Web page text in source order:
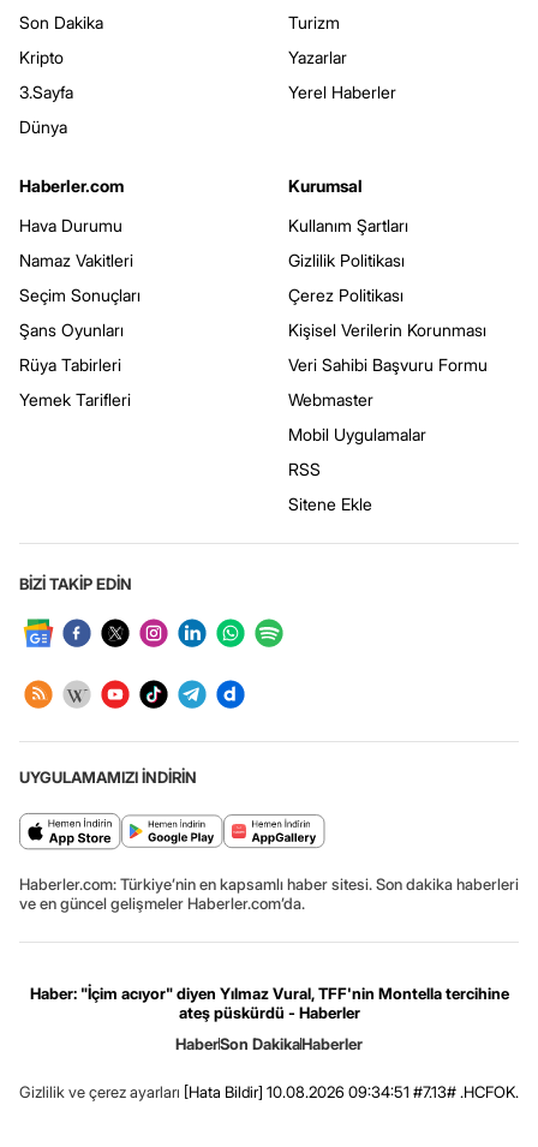
Son Dakika
Kripto
3.Sayfa
Dünya
Turizm
Yazarlar
Yerel Haberler
Haberler.com
Hava Durumu
Namaz Vakitleri
Seçim Sonuçları
Şans Oyunları
Rüya Tabirleri
Yemek Tarifleri
Kurumsal
Kullanım Şartları
Gizlilik Politikası
Çerez Politikası
Kişisel Verilerin Korunması
Veri Sahibi Başvuru Formu
Webmaster
Mobil Uygulamalar
RSS
Sitene Ekle
BİZİ TAKİP EDİN
UYGULAMAMIZI İNDİRİN
Haberler.com: Türkiye’nin en kapsamlı haber sitesi. Son dakika haberleri
ve en güncel gelişmeler Haberler.com’da.
Haber: "İçim acıyor" diyen Yılmaz Vural, TFF'nin Montella tercihine
ateş püskürdü - Haberler
HaberSon DakikaHaberler
Gizlilik ve çerez ayarları [Hata Bildir] 10.08.2026 09:34:51 #7.13# .HCFOK.